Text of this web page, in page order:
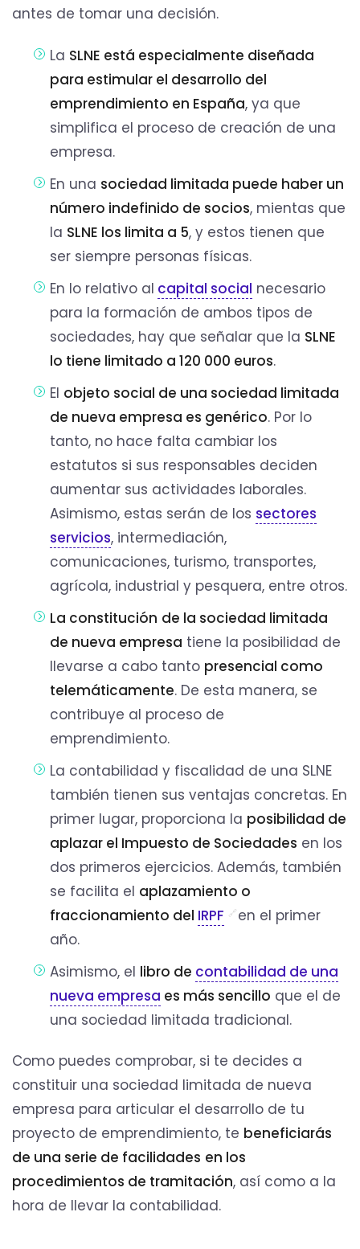
antes de tomar una decisión.
La SLNE está especialmente diseñada
para estimular el desarrollo del
emprendimiento en España, ya que
simplifica el proceso de creación de una
empresa.
En una sociedad limitada puede haber un
número indefinido de socios, mientas que
la SLNE los limita a 5, y estos tienen que
ser siempre personas físicas.
En lo relativo al capital social necesario
para la formación de ambos tipos de
sociedades, hay que señalar que la SLNE
lo tiene limitado a 120 000 euros.
El objeto social de una sociedad limitada
de nueva empresa es genérico. Por lo
tanto, no hace falta cambiar los
estatutos si sus responsables deciden
aumentar sus actividades laborales.
Asimismo, estas serán de los sectores
servicios, intermediación,
comunicaciones, turismo, transportes,
agrícola, industrial y pesquera, entre otros.
La constitución de la sociedad limitada
de nueva empresa tiene la posibilidad de
llevarse a cabo tanto presencial como
telemáticamente. De esta manera, se
contribuye al proceso de
emprendimiento.
La contabilidad y fiscalidad de una SLNE
también tienen sus ventajas concretas. En
primer lugar, proporciona la posibilidad de
aplazar el Impuesto de Sociedades en los
dos primeros ejercicios. Además, también
se facilita el aplazamiento o
fraccionamiento del IRPF en el primer
año.
Asimismo, el libro de contabilidad de una
nueva empresa es más sencillo que el de
una sociedad limitada tradicional.
Como puedes comprobar, si te decides a
constituir una sociedad limitada de nueva
empresa para articular el desarrollo de tu
proyecto de emprendimiento, te beneficiarás
de una serie de facilidades en los
procedimientos de tramitación, así como a la
hora de llevar la contabilidad.